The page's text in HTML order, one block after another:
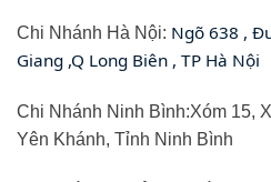
Chi Nhánh Hà Nội: Ngõ 638 ,
Giang ,Q Long Biên , TP Hà Nội
Chi Nhánh Ninh Bình:Xóm 15,
Yên Khánh, Tỉnh Ninh Bình